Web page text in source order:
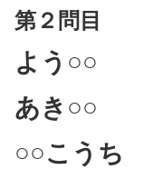
第２問目
よう○○
あき○○
○○こうち